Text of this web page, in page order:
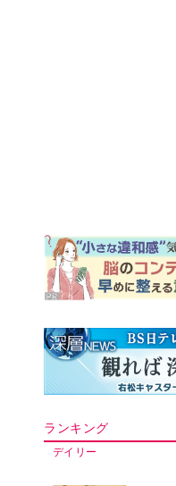
1
『Tシ
予告
生。
それ
に戻
沢が
げた
【も
んな
【第3
4
明日
じ。